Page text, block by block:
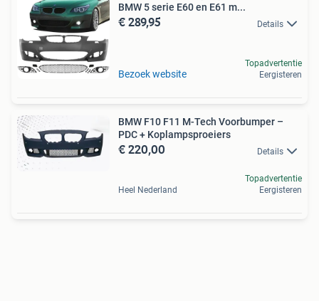
BMW 5 serie E60 en E61 m...
€ 289,95 Details
Bezoek website
Topadvertentie
Eergisteren
BMW F10 F11 M-Tech Voorbumper –
PDC + Koplampsproeiers
€ 220,00 Details
Heel Nederland
Topadvertentie
Eergisteren